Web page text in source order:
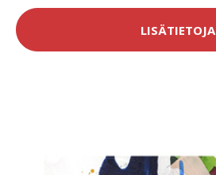
LISÄTIETOJA